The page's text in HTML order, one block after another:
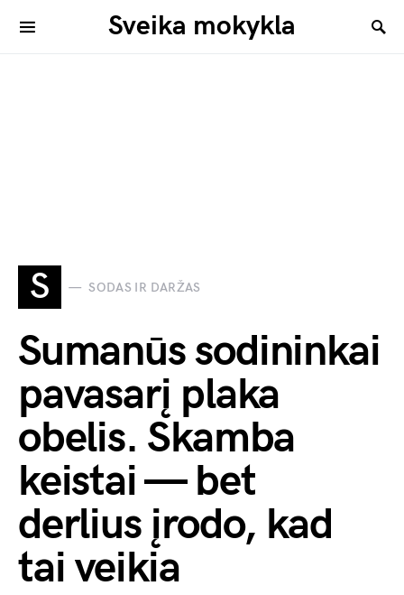
Sveika mokykla
S SODAS IR DARŽAS
Sumanūs sodininkai
pavasarį plaka
obelis. Skamba
keistai — bet
derlius įrodo, kad
tai veikia